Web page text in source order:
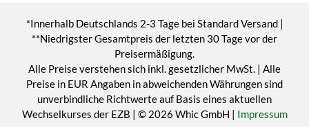
*Innerhalb Deutschlands 2-3 Tage bei Standard Versand |
**Niedrigster Gesamtpreis der letzten 30 Tage vor der
Preisermäßigung.
Alle Preise verstehen sich inkl. gesetzlicher MwSt. | Alle
Preise in EUR Angaben in abweichenden Währungen sind
unverbindliche Richtwerte auf Basis eines aktuellen
Wechselkurses der EZB | © 2026 Whic GmbH | Impressum